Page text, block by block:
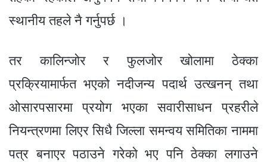
स्थानीय तहले नै गर्नुपर्छ ।
तर कालिन्जोर र फुलजोर खोलामा ठेक्का
प्रक्रियामार्फत भएको नदीजन्य पदार्थ उत्खनन् तथा
ओसारपसारमा प्रयोग भएका सवारीसाधन प्रहरीले
नियन्त्रणमा लिएर सिधै जिल्ला समन्वय समितिका नाममा
पत्र बनाएर पठाउने गरेको भए पनि ठेक्का लगाउने